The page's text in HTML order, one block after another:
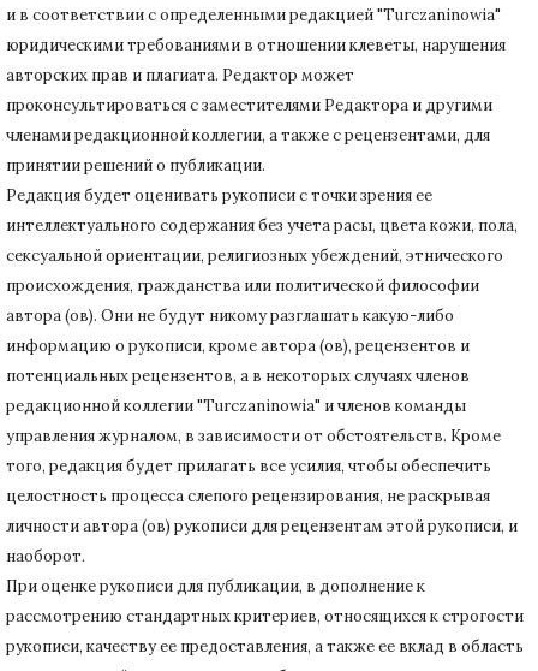
и в соответствии с определенными редакцией "Turczaninowia"
юридическими требованиями в отношении клеветы, нарушения
авторских прав и плагиата. Редактор может
проконсультироваться с заместителями Редактора и другими
членами редакционной коллегии, а также с рецензентами, для
принятии решений о публикации.
Редакция будет оценивать рукописи с точки зрения ее
интеллектуального содержания без учета расы, цвета кожи, пола,
сексуальной ориентации, религиозных убеждений, этнического
происхождения, гражданства или политической философии
автора (ов). Они не будут никому разглашать какую-либо
информацию о рукописи, кроме автора (ов), рецензентов и
потенциальных рецензентов, а в некоторых случаях членов
редакционной коллегии "Turczaninowia" и членов команды
управления журналом, в зависимости от обстоятельств. Кроме
того, редакция будет прилагать все усилия, чтобы обеспечить
целостность процесса слепого рецензирования, не раскрывая
личности автора (ов) рукописи для рецензентам этой рукописи, и
наоборот.
При оценке рукописи для публикации, в дополнение к
рассмотрению стандартных критериев, относящихся к строгости
рукописи, качеству ее предоставления, а также ее вклад в область